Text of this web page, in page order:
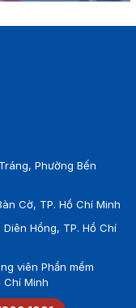
Phường Bến
Cờ, TP. Hồ Chí Minh
Hồng, TP. Hồ Chí
viên Phần mềm
Chí Minh